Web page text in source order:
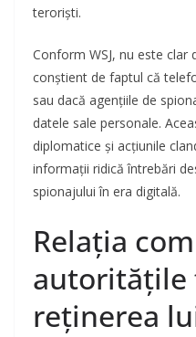
teroriști.
Conform WSJ, nu este clar
conștient de faptul că
sau dacă agențiile de
datele sale personale.
diplomatice și acțiunile
informații ridică întrebări
spionajului în era digitală.
Relația
autoritățile
reținerea